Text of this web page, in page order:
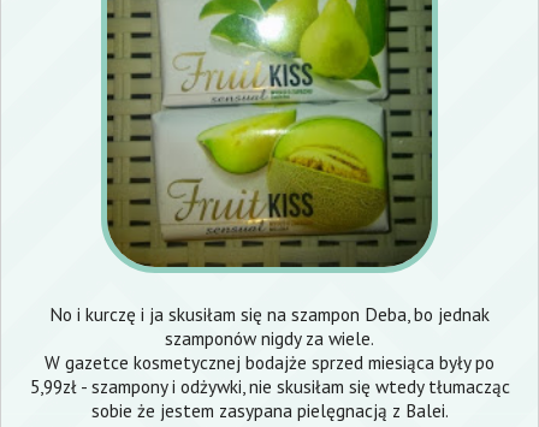
No i kurczę i ja skusiłam się na szampon Deba, bo jednak
szamponów nigdy za wiele.
W gazetce kosmetycznej bodajże sprzed miesiąca były po
5,99zł - szampony i odżywki, nie skusiłam się wtedy tłumacząc
sobie że jestem zasypana pielęgnacją z Balei.